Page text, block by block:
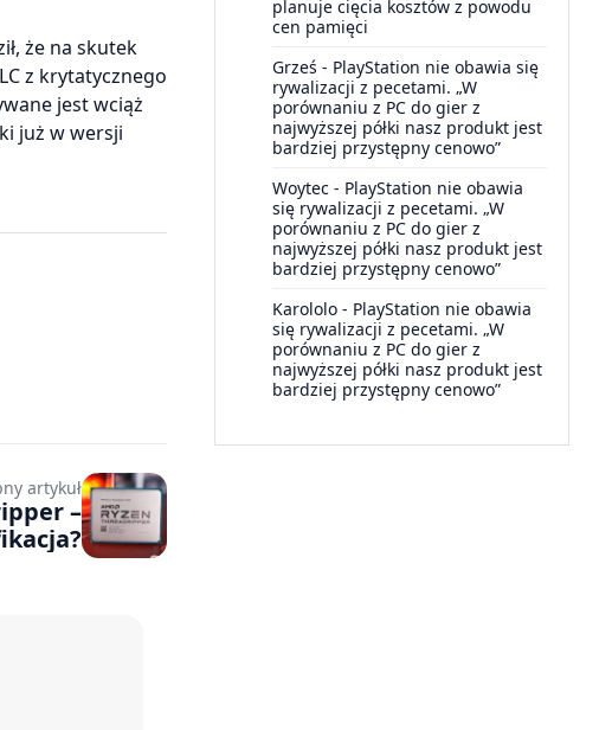
że na skutek
z krytatycznego
jest wciąż
już w wersji
planuje cięcia kosztów z powodu
cen pamięci
Grześ - PlayStation nie obawia się
rywalizacji z pecetami. „W
porównaniu z PC do gier z
najwyższej półki nasz produkt jest
bardziej przystępny cenowo”
Woytec - PlayStation nie obawia
się rywalizacji z pecetami. „W
porównaniu z PC do gier z
najwyższej półki nasz produkt jest
bardziej przystępny cenowo”
Karololo - PlayStation nie obawia
się rywalizacji z pecetami. „W
porównaniu z PC do gier z
najwyższej półki nasz produkt jest
bardziej przystępny cenowo”
artykuł
–